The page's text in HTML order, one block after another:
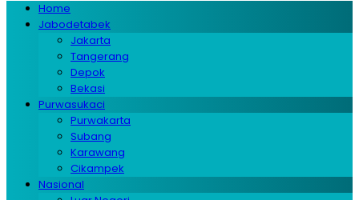
Home
Jabodetabek
Jakarta
Tangerang
Depok
Bekasi
Purwasukaci
Purwakarta
Subang
Karawang
Cikampek
Nasional